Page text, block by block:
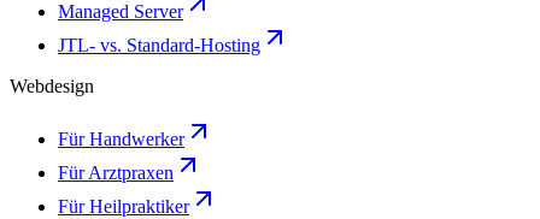
Managed Server
JTL- vs. Standard-Hosting
Webdesign
Für Handwerker
Für Arztpraxen
Für Heilpraktiker